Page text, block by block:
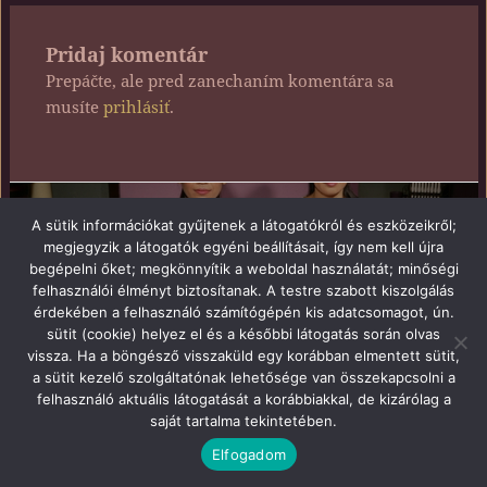
Pridaj komentár
Prepáčte, ale pred zanechaním komentára sa
musíte prihlásiť.
Navigácia
článku
Gyakori kérdések
Hrdo poháňa WordPress
A sütik információkat gyűjtenek a látogatókról és eszközeikről;
megjegyzik a látogatók egyéni beállításait, így nem kell újra
begépelni őket; megkönnyítik a weboldal használatát; minőségi
felhasználói élményt biztosítanak. A testre szabott kiszolgálás
érdekében a felhasználó számítógépén kis adatcsomagot, ún.
sütit (cookie) helyez el és a későbbi látogatás során olvas
vissza. Ha a böngésző visszaküld egy korábban elmentett sütit,
a sütit kezelő szolgáltatónak lehetősége van összekapcsolni a
felhasználó aktuális látogatását a korábbiakkal, de kizárólag a
saját tartalma tekintetében.
Elfogadom